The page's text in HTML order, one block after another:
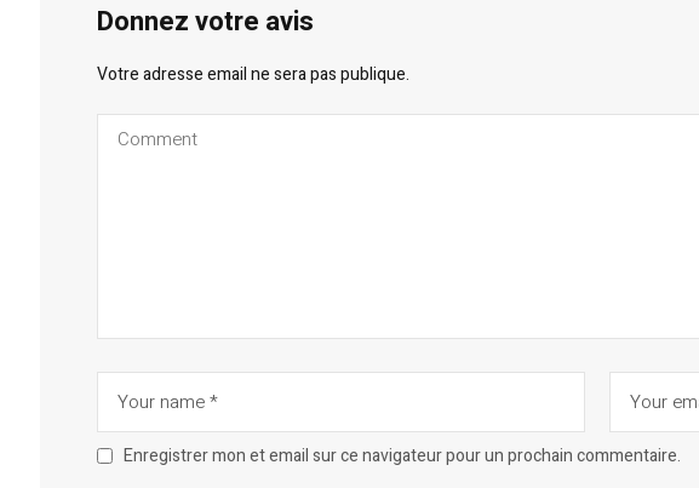
Donnez votre avis
Votre adresse email ne sera pas publique.
Enregistrer mon et email sur ce navigateur pour un prochain commentaire.